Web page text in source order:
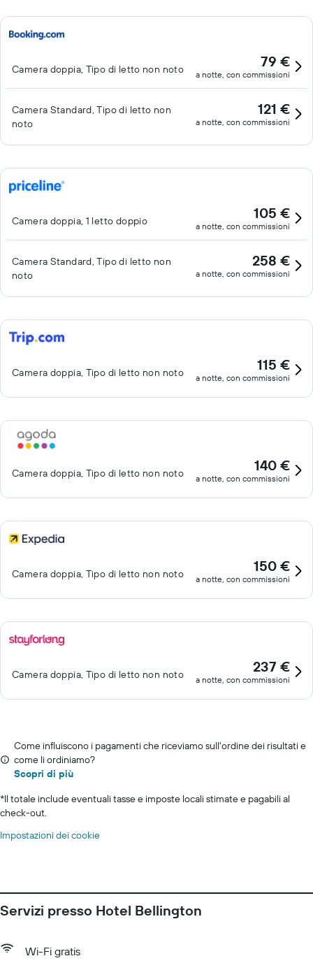
Camera doppia, Tipo di letto non noto 79 €
a notte, con commissioni
Camera Standard, Tipo di letto non
noto
121 €
a notte, con commissioni
Camera doppia, 1 letto doppio 105 €
a notte, con commissioni
Camera Standard, Tipo di letto non
noto
258 €
a notte, con commissioni
Camera doppia, Tipo di letto non noto 115 €
a notte, con commissioni
Camera doppia, Tipo di letto non noto 140 €
a notte, con commissioni
Camera doppia, Tipo di letto non noto 150 €
a notte, con commissioni
Camera doppia, Tipo di letto non noto 237 €
a notte, con commissioni
Come influiscono i pagamenti che riceviamo sull'ordine dei risultati e
come li ordiniamo?
Scopri di più
*Il totale include eventuali tasse e imposte locali stimate e pagabili al
check-out.
Impostazioni dei cookie
Servizi presso Hotel Bellington
Wi-Fi gratis